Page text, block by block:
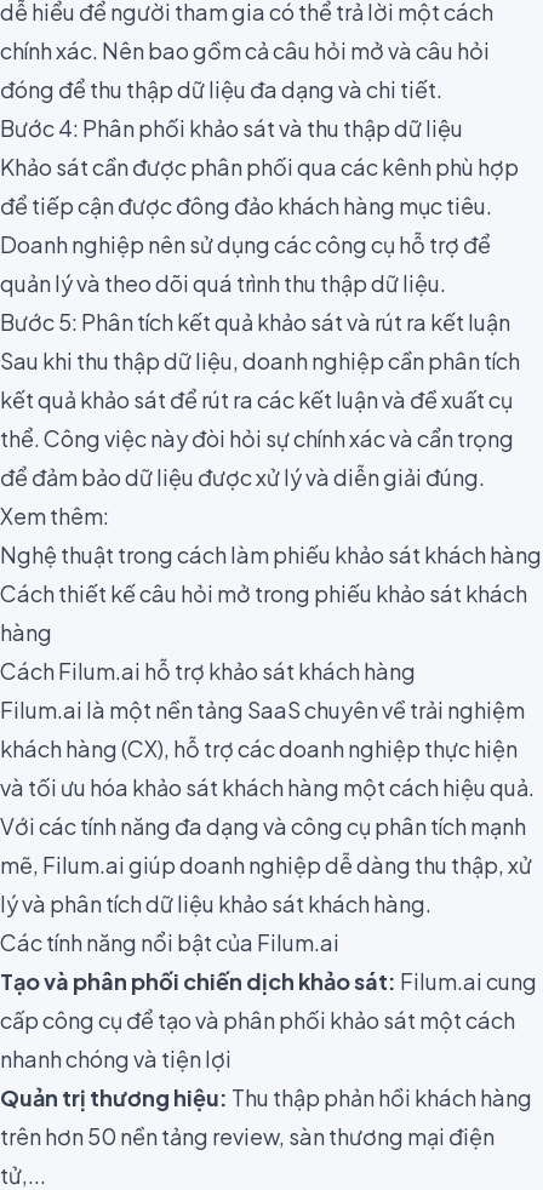
dễ hiểu để người tham gia có thể trả lời một cách
chính xác. Nên bao gồm cả câu hỏi mở và câu hỏi
đóng để thu thập dữ liệu đa dạng và chi tiết.
Bước 4: Phân phối khảo sát và thu thập dữ liệu
Khảo sát cần được phân phối qua các kênh phù hợp
để tiếp cận được đông đảo khách hàng mục tiêu.
Doanh nghiệp nên sử dụng các công cụ hỗ trợ để
quản lý và theo dõi quá trình thu thập dữ liệu.
Bước 5: Phân tích kết quả khảo sát và rút ra kết luận
Sau khi thu thập dữ liệu, doanh nghiệp cần phân tích
kết quả khảo sát để rút ra các kết luận và đề xuất cụ
thể. Công việc này đòi hỏi sự chính xác và cẩn trọng
để đảm bảo dữ liệu được xử lý và diễn giải đúng.
Xem thêm:
Nghệ thuật trong cách làm phiếu khảo sát khách hàng
Cách thiết kế câu hỏi mở trong phiếu khảo sát khách
hàng
Cách Filum.ai hỗ trợ khảo sát khách hàng
Filum.ai là một nền tảng SaaS chuyên về trải nghiệm
khách hàng (CX), hỗ trợ các doanh nghiệp thực hiện
và tối ưu hóa khảo sát khách hàng một cách hiệu quả.
Với các tính năng đa dạng và công cụ phân tích mạnh
mẽ, Filum.ai giúp doanh nghiệp dễ dàng thu thập, xử
lý và phân tích dữ liệu khảo sát khách hàng.
Các tính năng nổi bật của Filum.ai
Tạo và phân phối chiến dịch khảo sát: Filum.ai cung
cấp công cụ để tạo và phân phối khảo sát một cách
nhanh chóng và tiện lợi
Quản trị thương hiệu: Thu thập phản hồi khách hàng
trên hơn 50 nền tảng review, sàn thương mại điện
tử,...